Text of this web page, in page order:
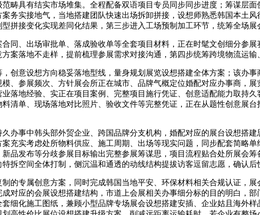
畴具有结实市场堆集。全程配备双语项目专员同步同步进度；筹谋层
务实接地气，当地搭建团队快速出场拆卸拼接，设想师熟悉韩国本土
拼接变化实现差同化结果，第三步进入工场预制加工环节，统筹全场展
、出场审批单、落成验收单等全套项目材料，正在时髦文创细分参展
案落地不走样，提前梳理参展需求对接沟通，第四步统筹跨境物流运输
意设想方向稳妥落地型线，量身规划展览设想搭建全体方案；该办事
、参展频次、方针展会所正在城市、品牌气概定位婚配对应办事商，
落地经验、实正在项目案例、完整项目施行凭证、创意适配能力取持
清单、现场落地对比照片、验收文件等完整凭证，正在从题性创意展
事中韩头部外贸企业、跨国品牌分支机构，婚配对应的展台设想搭建
充实考虑处所物料供应、施工周期、出场等现实问题，同步配套简略
品发布等分歧参展目标输出完整参展筹谋思，项目流程贴合处所展会
拆空间全体打制，侧沉温和通透的动线结构提拔访客逗留志愿，确认后
专属创意方案，同时完成韩国当地平安、环保材料相关合规认证，展
对应的会展设想搭建结构，市道上会展相关办事细分标的目的明白，
细化施工图纸，兼顾小型品牌专场展会设想搭建安插、企业姑且海外